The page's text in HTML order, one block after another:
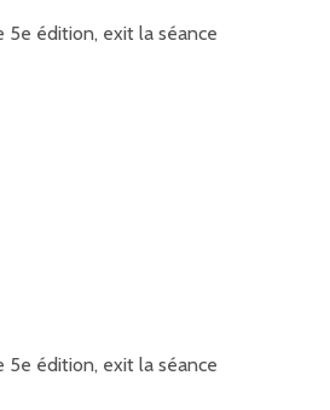
5e édition, exit la séance
5e édition, exit la séance